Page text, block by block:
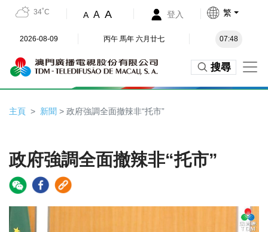
34˚C A A A 登入 繁
2026-08-09 丙午 馬年 六月廿七 07:48
搜尋
主頁 新聞 > 政府強調全面撤辣非“托市”
政府強調全面撤辣非“托市”